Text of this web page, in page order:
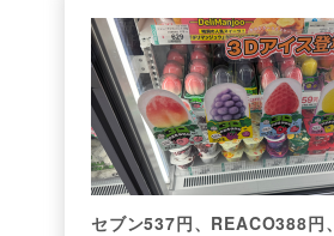
セブン537円、REACO388円